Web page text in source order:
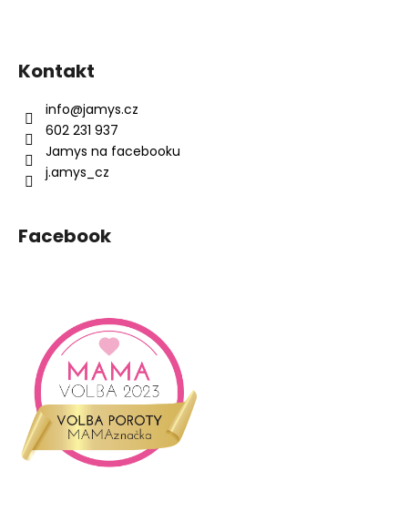
Kontakt
info@jamys.cz
602 231 937
Jamys na facebooku
j.amys_cz
Facebook